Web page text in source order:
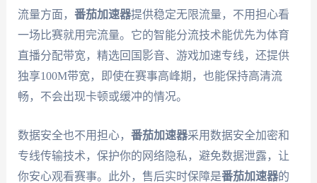
流量方面， 番茄加速器提供稳定无限流量，不用担心看
一场比赛就用完流量。它的智能分流技术能优先为体育
直播分配带宽，精选回国影音、游戏加速专线，还提供
独享100M带宽，即使在赛事高峰期，也能保持高清流
畅，不会出现卡顿或缓冲的情况。
数据安全也不用担心， 番茄加速器采用数据安全加密和
专线传输技术，保护你的网络隐私，避免数据泄露，让
你安心观看赛事。此外，售后实时保障是番茄加速器的